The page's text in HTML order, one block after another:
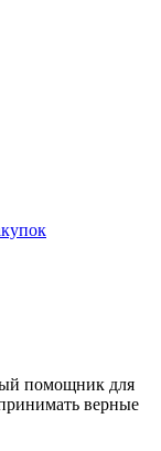
помощник для
верные